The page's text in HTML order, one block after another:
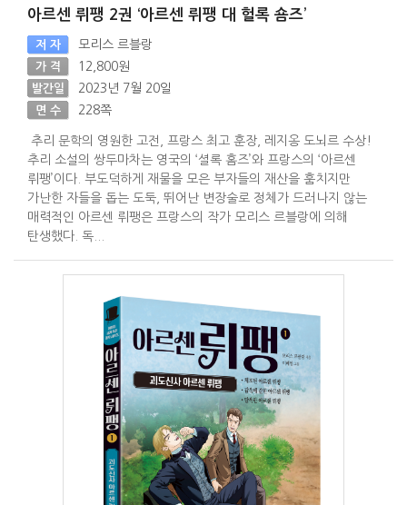
아르센 뤼팽 2권 ‘아르센 뤼팽 대 헐록 숌즈’
저 자 모리스 르블랑
가 격 12,800원
발간일 2023년 7월 20일
면 수 228쪽
추리 문학의 영원한 고전, 프랑스 최고 훈장, 레지옹 도뇌르 수상!
추리 소설의 쌍두마차는 영국의 ‘셜록 홈즈’와 프랑스의 ‘아르센
뤼팽’이다. 부도덕하게 재물을 모은 부자들의 재산을 훔치지만
가난한 자들을 돕는 도둑, 뛰어난 변장술로 정체가 드러나지 않는
매력적인 아르센 뤼팽은 프랑스의 작가 모리스 르블랑에 의해
탄생했다. 독...